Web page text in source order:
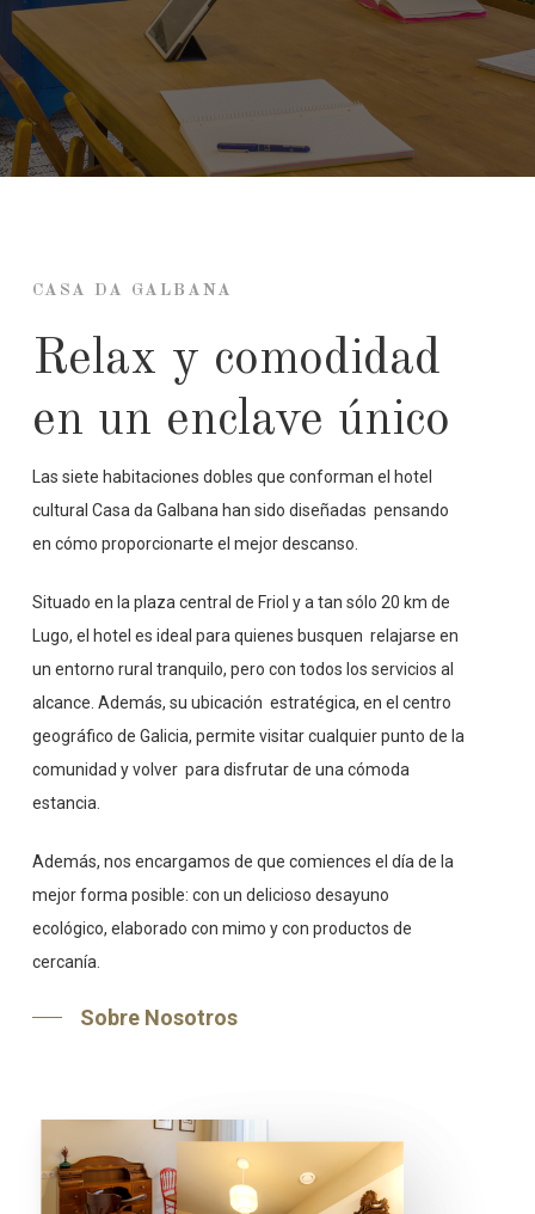
CASA DA GALBANA
Relax y comodidad
en un enclave único
Las siete habitaciones dobles que conforman el hotel
cultural Casa da Galbana han sido diseñadas pensando
en cómo proporcionarte el mejor descanso.
Situado en la plaza central de Friol y a tan sólo 20 km de
Lugo, el hotel es ideal para quienes busquen relajarse en
un entorno rural tranquilo, pero con todos los servicios al
alcance. Además, su ubicación estratégica, en el centro
geográfico de Galicia, permite visitar cualquier punto de la
comunidad y volver para disfrutar de una cómoda
estancia.
Además, nos encargamos de que comiences el día de la
mejor forma posible: con un delicioso desayuno
ecológico, elaborado con mimo y con productos de
cercanía.
Sobre Nosotros